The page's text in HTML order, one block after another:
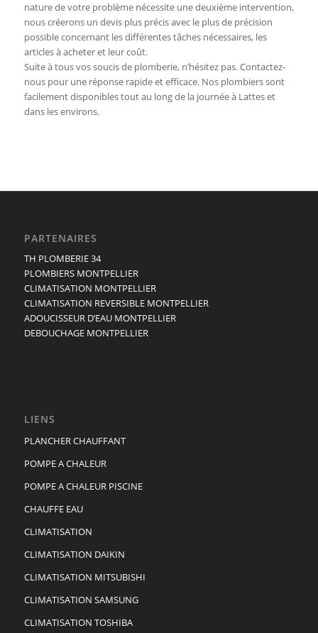
nature de votre problème nécessite une deuxième intervention,
nous créerons un devis plus précis avec le plus de précision
possible concernant les différentes tâches nécessaires, les
articles à acheter et leur coût.
Suite à tous vos soucis de plomberie, n’hésitez pas. Contactez-
nous pour une réponse rapide et efficace. Nos plombiers sont
facilement disponibles tout au long de la journée à Lattes et
dans les environs.
PARTENAIRES
TH PLOMBERIE 34
PLOMBIERS MONTPELLIER
CLIMATISATION MONTPELLIER
CLIMATISATION REVERSIBLE MONTPELLIER
ADOUCISSEUR D’EAU MONTPELLIER
DEBOUCHAGE MONTPELLIER
LIENS
PLANCHER CHAUFFANT
POMPE A CHALEUR
POMPE A CHALEUR PISCINE
CHAUFFE EAU
CLIMATISATION
CLIMATISATION DAIKIN
CLIMATISATION MITSUBISHI
CLIMATISATION SAMSUNG
CLIMATISATION TOSHIBA